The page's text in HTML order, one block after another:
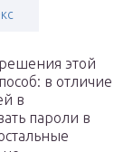
этой
в отличие
в
пароли в